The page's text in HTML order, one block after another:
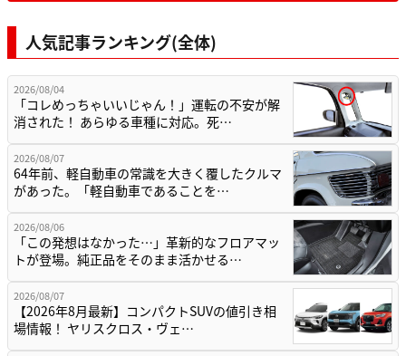
人気記事ランキング(全体)
2026/08/04
「コレめっちゃいいじゃん！」運転の不安が解
消された！ あらゆる車種に対応。死…
2026/08/07
64年前、軽自動車の常識を大きく覆したクルマ
があった。「軽自動車であることを…
2026/08/06
「この発想はなかった…」革新的なフロアマッ
トが登場。純正品をそのまま活かせる…
2026/08/07
【2026年8月最新】コンパクトSUVの値引き相
場情報！ ヤリスクロス・ヴェ…